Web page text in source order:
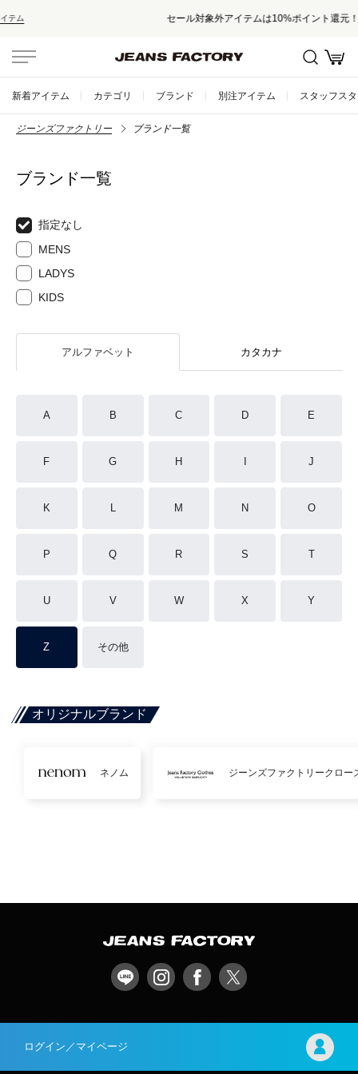
セール対象外アイテムは10%ポイント還元！
新着アイテム カテゴリ ブランド 別注アイテム スタッフス
ジーンズファクトリー ブランド一覧
ブランド一覧
指定なし
MENS
LADYS
KIDS
アルファベット カタカナ
A B C D E
F G H J
K L M N O
P Q R S T
U V W X Y
Z その他
オリジナルブランド
ネノム ジーンズファクトリークロー
ログイン／マイページ